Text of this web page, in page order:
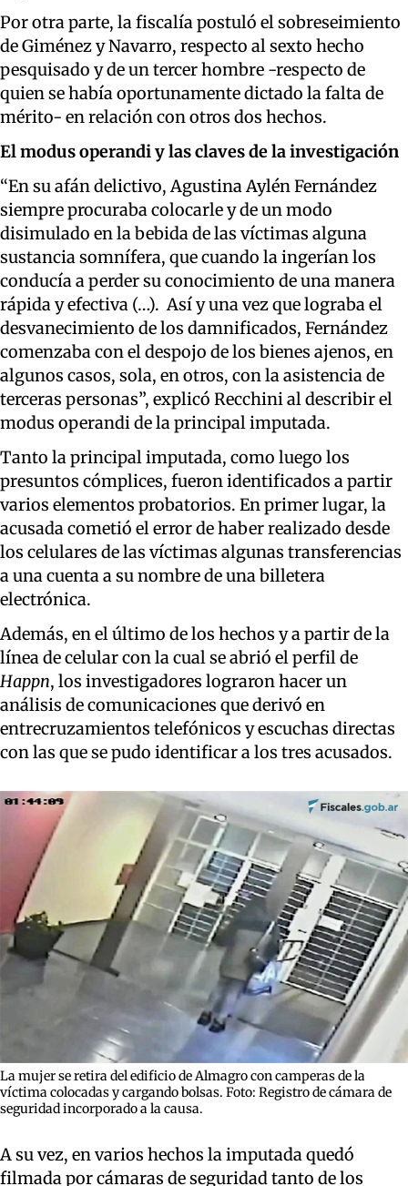
Por otra parte, la fiscalía postuló el sobreseimiento
de Giménez y Navarro, respecto al sexto hecho
pesquisado y de un tercer hombre -respecto de
quien se había oportunamente dictado la falta de
mérito- en relación con otros dos hechos.
El modus operandi y lasclaves de la investigación
“En su afán delictivo, Agustina Aylén Fernández
siempre procuraba colocarle y de un modo
disimulado en la bebida de las víctimas alguna
sustancia somnífera, que cuando la ingerían los
conducía a perder su conocimiento de una manera
rápida y efectiva (…). Así y una vez que lograba el
desvanecimiento de los damnificados, Fernández
comenzaba con el despojo de los bienes ajenos, en
algunos casos, sola, en otros, con la asistencia de
terceras personas”, explicó Recchini al describir el
modus operandi de la principal imputada.
Tanto la principal imputada, como luego los
presuntos cómplices, fueron identificados a partir
varios elementos probatorios. En primer lugar, la
acusada cometió el error de haber realizado desde
los celulares de las víctimas algunas transferencias
a una cuenta a su nombre de una billetera
electrónica.
Además, en el último de los hechos y a partir de la
línea de celular con la cual se abrió el perfil de
Happn, los investigadores lograron hacer un
análisis de comunicaciones que derivó en
entrecruzamientos telefónicos y escuchas directas
con las que se pudo identificar a los tres acusados.
La mujer se retira del edificio de Almagro con camperas de la
víctima colocadas y cargando bolsas. Foto: Registro de cámara de
seguridad incorporado a la causa.
A su vez, en varios hechos la imputada quedó
filmada por cámaras de seguridad tanto de los